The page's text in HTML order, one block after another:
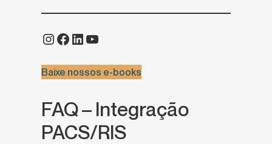
Baixe nossos e-books
FAQ – Integração
PACS/RIS